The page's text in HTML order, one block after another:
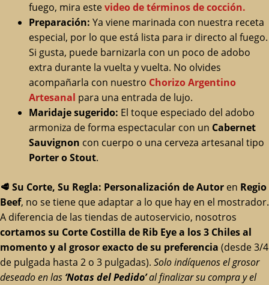
fuego, mira estevideo de términos de cocción.
Preparación: Ya viene marinada con nuestra receta
especial, por lo que está lista para ir directo al fuego.
Si gusta, puede barnizarla con un poco de adobo
extra durante la vuelta y vuelta. No olvides
acompañarla con nuestro Chorizo Argentino
Artesanal para una entrada de lujo.
Maridaje sugerido: El toque especiado del adobo
armoniza de forma espectacular con un Cabernet
Sauvignon con cuerpo o una cerveza artesanal tipo
Porter o Stout.
🥩 Su Corte, Su Regla: Personalización de Autor en Regio
Beef, no se tiene que adaptar a lo que hay en el mostrador.
A diferencia de las tiendas de autoservicio, nosotros
cortamos su Corte Costilla de Rib Eye a los 3 Chiles al
momento y al grosor exacto de su preferencia (desde 3/4
de pulgada hasta 2 o 3 pulgadas). Solo indíquenos el grosor
deseado en las ‘Notas del Pedido’al finalizar su compra y el